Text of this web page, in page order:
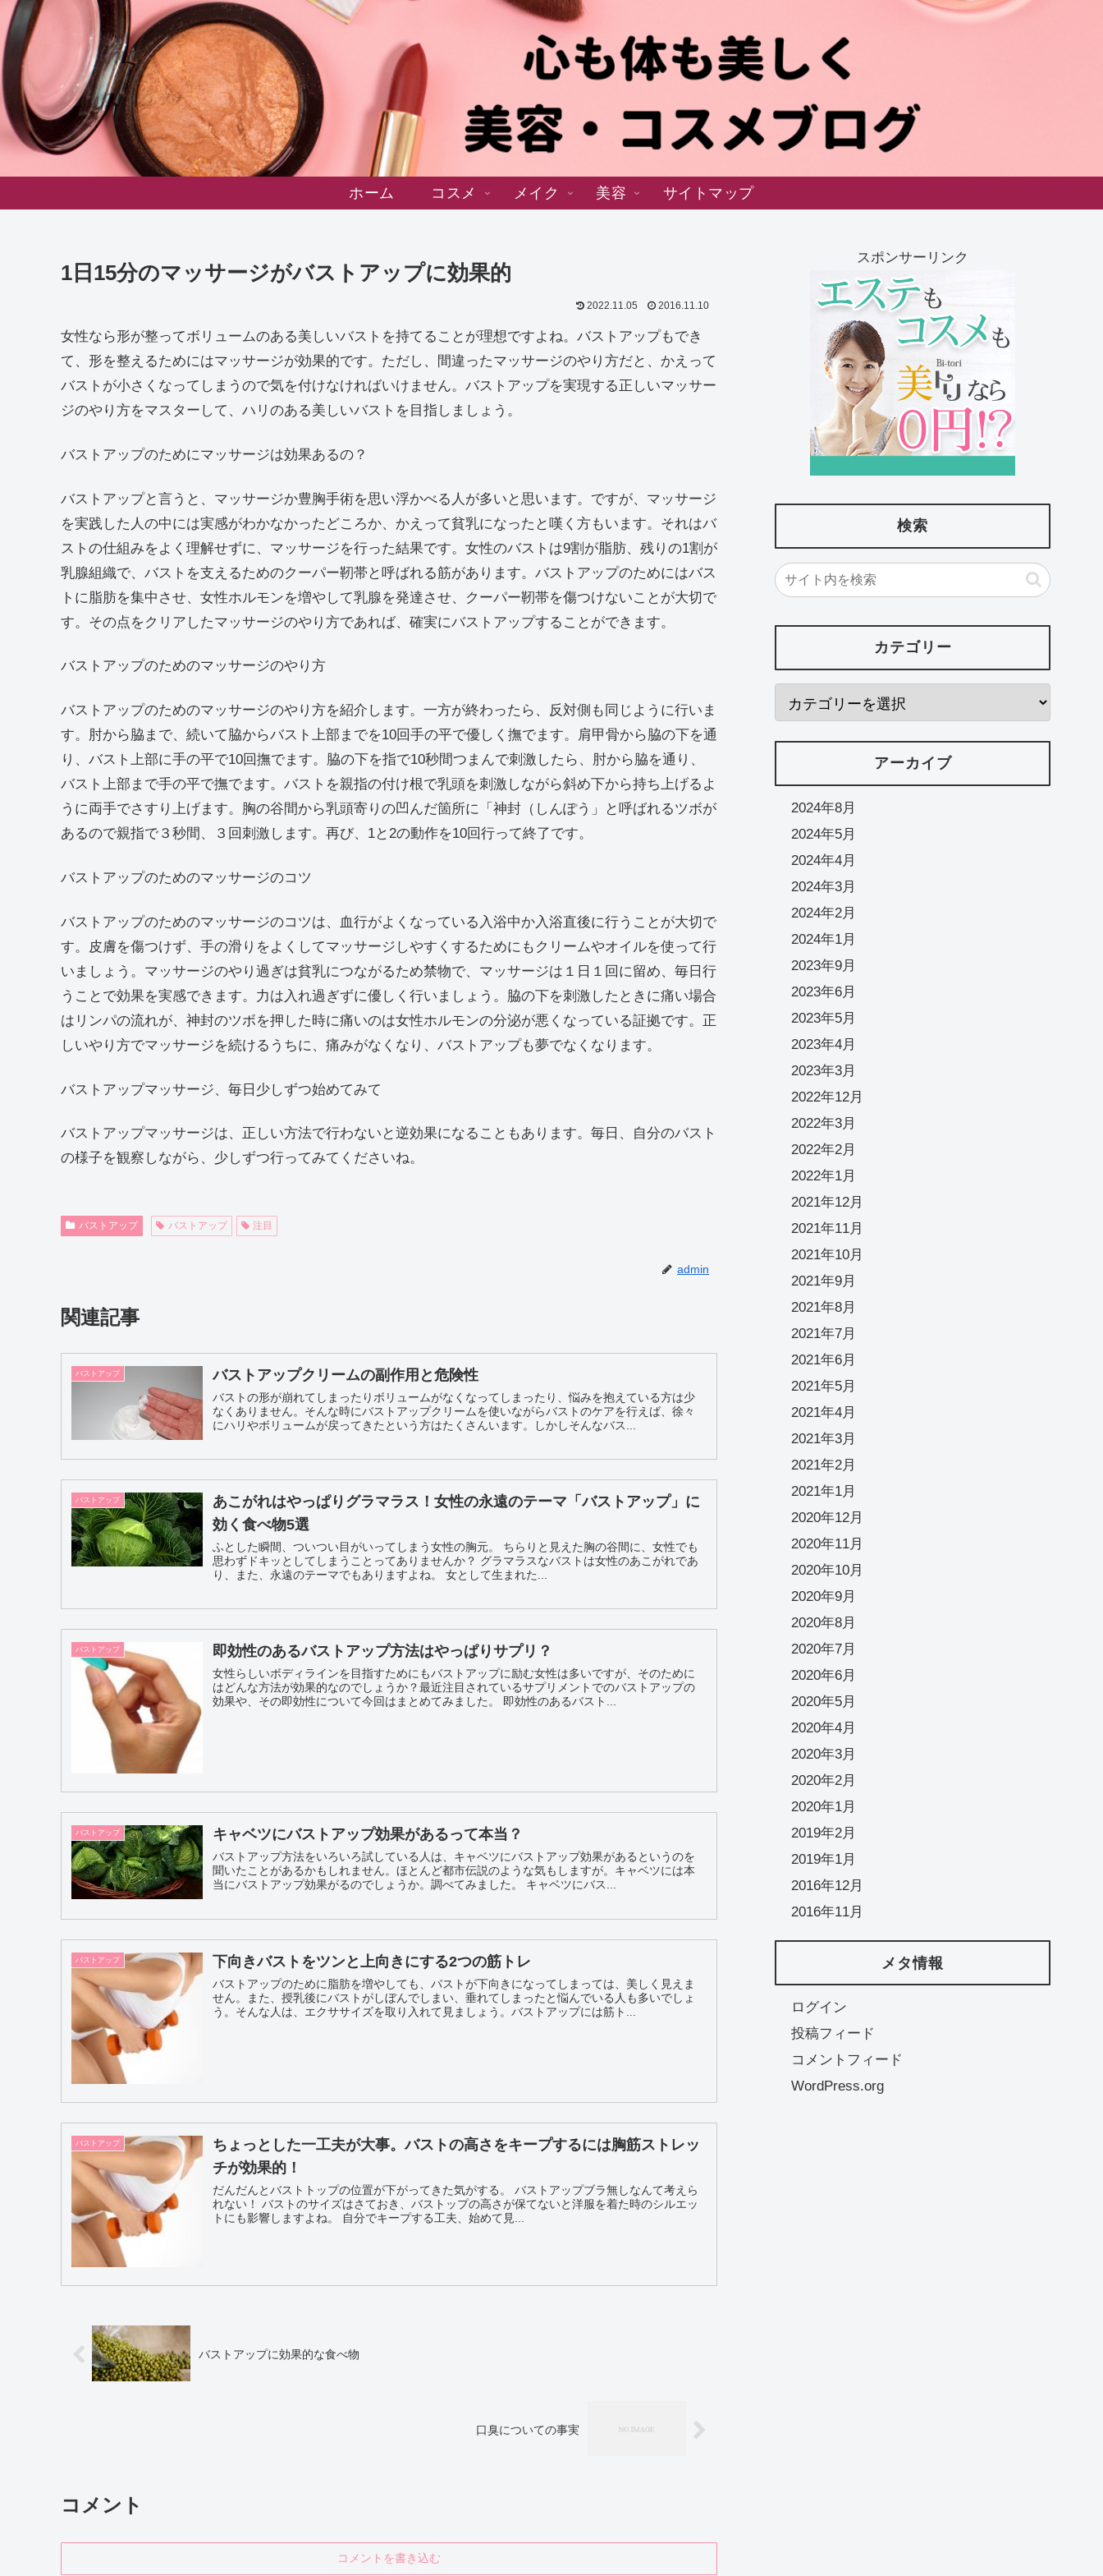
ホーム コスメ メイク 美容 サイトマップ
1日15分のマッサージがバストアップに効果的
2022.11.05 2016.11.10
女性なら形が整ってボリュームのある美しいバストを持てることが理想ですよね。バストアップもでき
て、形を整えるためにはマッサージが効果的です。ただし、間違ったマッサージのやり方だと、かえって
バストが小さくなってしまうので気を付けなければいけません。バストアップを実現する正しいマッサー
ジのやり方をマスターして、ハリのある美しいバストを目指しましょう。
バストアップのためにマッサージは効果あるの？
バストアップと言うと、マッサージか豊胸手術を思い浮かべる人が多いと思います。ですが、マッサージ
を実践した人の中には実感がわかなかったどころか、かえって貧乳になったと嘆く方もいます。それはバ
ストの仕組みをよく理解せずに、マッサージを行った結果です。女性のバストは9割が脂肪、残りの1割が
乳腺組織で、バストを支えるためのクーパー靭帯と呼ばれる筋があります。バストアップのためにはバス
トに脂肪を集中させ、女性ホルモンを増やして乳腺を発達させ、クーパー靭帯を傷つけないことが大切で
す。その点をクリアしたマッサージのやり方であれば、確実にバストアップすることができます。
バストアップのためのマッサージのやり方
バストアップのためのマッサージのやり方を紹介します。一方が終わったら、反対側も同じように行いま
す。肘から脇まで、続いて脇からバスト上部までを10回手の平で優しく撫でます。肩甲骨から脇の下を通
り、バスト上部に手の平で10回撫でます。脇の下を指で10秒間つまんで刺激したら、肘から脇を通り、
バスト上部まで手の平で撫でます。バストを親指の付け根で乳頭を刺激しながら斜め下から持ち上げるよ
うに両手でさすり上げます。胸の谷間から乳頭寄りの凹んだ箇所に「神封（しんぽう」と呼ばれるツボが
あるので親指で３秒間、３回刺激します。再び、1と2の動作を10回行って終了です。
バストアップのためのマッサージのコツ
バストアップのためのマッサージのコツは、血行がよくなっている入浴中か入浴直後に行うことが大切で
す。皮膚を傷つけず、手の滑りをよくしてマッサージしやすくするためにもクリームやオイルを使って行
いましょう。マッサージのやり過ぎは貧乳につながるため禁物で、マッサージは１日１回に留め、毎日行
うことで効果を実感できます。力は入れ過ぎずに優しく行いましょう。脇の下を刺激したときに痛い場合
はリンパの流れが、神封のツボを押した時に痛いのは女性ホルモンの分泌が悪くなっている証拠です。正
しいやり方でマッサージを続けるうちに、痛みがなくなり、バストアップも夢でなくなります。
バストアップマッサージ、毎日少しずつ始めてみて
バストアップマッサージは、正しい方法で行わないと逆効果になることもあります。毎日、自分のバスト
の様子を観察しながら、少しずつ行ってみてくださいね。
バストアップ バストアップ 注目
admin
関連記事
バストアップ バストアップクリームの副作用と危険性
バストの形が崩れてしまったりボリュームがなくなってしまったり、悩みを抱えている方は少
なくありません。そんな時にバストアップクリームを使いながらバストのケアを行えば、徐々
にハリやボリュームが戻ってきたという方はたくさんいます。しかしそんなバス...
バストアップ
あこがれはやっぱりグラマラス！女性の永遠のテーマ「バストアップ」に
効く食べ物5選
ふとした瞬間、ついつい目がいってしまう女性の胸元。 ちらりと見えた胸の谷間に、女性でも
思わずドキッとしてしまうことってありませんか？ グラマラスなバストは女性のあこがれであ
り、また、永遠のテーマでもありますよね。 女として生まれた...
バストアップ 即効性のあるバストアップ方法はやっぱりサプリ？
女性らしいボディラインを目指すためにもバストアップに励む女性は多いですが、そのために
はどんな方法が効果的なのでしょうか？最近注目されているサプリメントでのバストアップの
効果や、その即効性について今回はまとめてみました。 即効性のあるバスト...
バストアップ キャベツにバストアップ効果があるって本当？
バストアップ方法をいろいろ試している人は、キャベツにバストアップ効果があるというのを
聞いたことがあるかもしれません。ほとんど都市伝説のような気もしますが。キャベツには本
当にバストアップ効果がるのでしょうか。調べてみました。 キャベツにバス...
バストアップ 下向きバストをツンと上向きにする2つの筋トレ
バストアップのために脂肪を増やしても、バストが下向きになってしまっては、美しく見えま
せん。また、授乳後にバストがしぼんでしまい、垂れてしまったと悩んでいる人も多いでしょ
う。そんな人は、エクササイズを取り入れて見ましょう。バストアップには筋ト...
バストアップ
ちょっとした一工夫が大事。バストの高さをキープするには胸筋ストレッ
チが効果的！
だんだんとバストトップの位置が下がってきた気がする。 バストアップブラ無しなんて考えら
れない！ バストのサイズはさておき、バストップの高さが保てないと洋服を着た時のシルエッ
トにも影響しますよね。 自分でキープする工夫、始めて見...
バストアップに効果的な食べ物
口臭についての事実
コメント
コメントを書き込む
スポンサーリンク
検索
カテゴリー
アーカイブ
2024年8月
2024年5月
2024年4月
2024年3月
2024年2月
2024年1月
2023年9月
2023年6月
2023年5月
2023年4月
2023年3月
2022年12月
2022年3月
2022年2月
2022年1月
2021年12月
2021年11月
2021年10月
2021年9月
2021年8月
2021年7月
2021年6月
2021年5月
2021年4月
2021年3月
2021年2月
2021年1月
2020年12月
2020年11月
2020年10月
2020年9月
2020年8月
2020年7月
2020年6月
2020年5月
2020年4月
2020年3月
2020年2月
2020年1月
2019年2月
2019年1月
2016年12月
2016年11月
メタ情報
ログイン
投稿フィード
コメントフィード
WordPress.org